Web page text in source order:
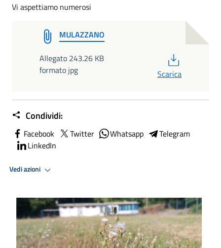
Vi aspettiamo numerosi
MULAZZANO
Allegato 243.26 KB
formato jpg
Scarica
Condividi:
Facebook Twitter Whatsapp
Telegram
LinkedIn
Vedi azioni